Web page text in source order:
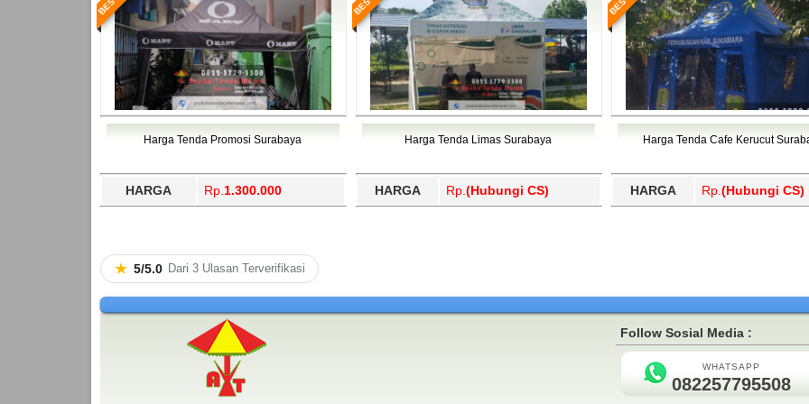
Harga Tenda Promosi Surabaya
HARGA Rp. 1.300.000
Harga Tenda Limas Surabaya
HARGA Rp. (Hubungi CS)
Harga Tenda Cafe Kerucut
HARGA Rp. (Hubungi CS)
★ 5/5.0 Dari 3 Ulasan Terverifikasi
Follow Sosial Media :
WHATSAPP
082257795508